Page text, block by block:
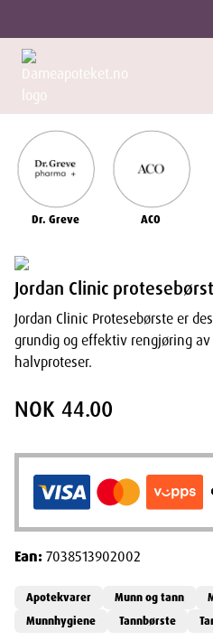
Dr. Greve ACO
Jordan Clinic
Jordan Clinic Protesebørste er
grundig og effektiv rengjøring
halvproteser.
NOK 44.00
Ean:7038513902002
Apotekvarer Munn og tann
Munnhygiene
Tannbørste